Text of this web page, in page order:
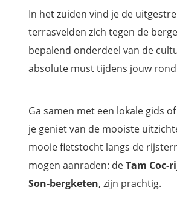
In het zuiden vind je de
terrasvelden zich tegen de
bepalend onderdeel van de
absolute must tijdens jouw
Ga samen met een lokale gids
je geniet van de mooiste
mooie fietstocht langs de
mogen aanraden: deTam Coc-
Son-bergketen, zijn prachtig.